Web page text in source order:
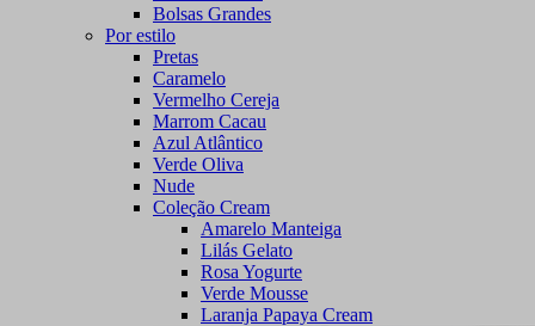
Bolsas Grandes
Por estilo
Pretas
Caramelo
Vermelho Cereja
Marrom Cacau
Azul Atlântico
Verde Oliva
Nude
Coleção Cream
Amarelo Manteiga
Lilás Gelato
Rosa Yogurte
Verde Mousse
Laranja Papaya Cream